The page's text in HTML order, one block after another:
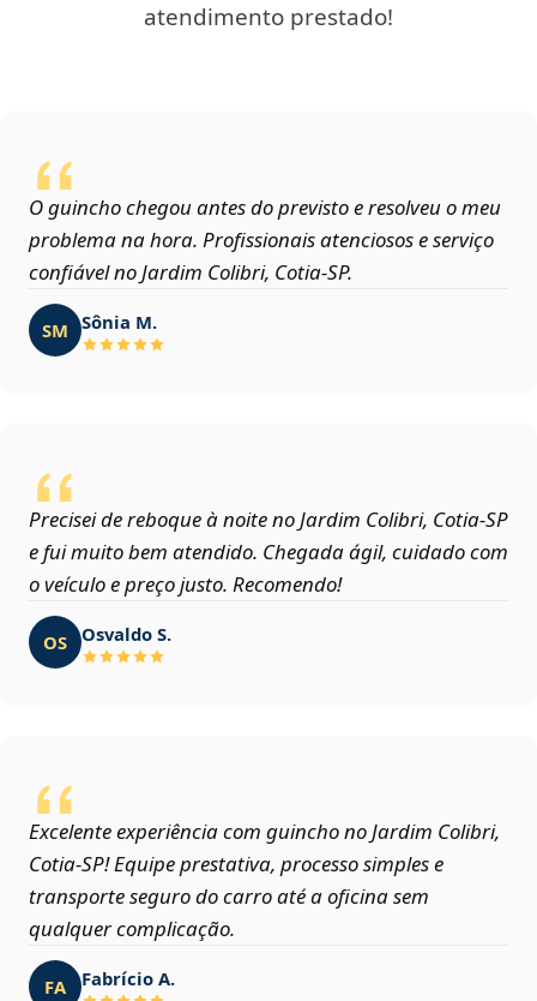
atendimento prestado!
O guincho chegou antes do previsto e resolveu o meu
problema na hora. Profissionais atenciosos e serviço
confiável no Jardim Colibri, Cotia‑SP.
SM Sônia M.
Precisei de reboque à noite no Jardim Colibri, Cotia‑SP
e fui muito bem atendido. Chegada ágil, cuidado com
o veículo e preço justo. Recomendo!
OS Osvaldo S.
Excelente experiência com guincho no Jardim Colibri,
Cotia‑SP! Equipe prestativa, processo simples e
transporte seguro do carro até a oficina sem
qualquer complicação.
FA Fabrício A.